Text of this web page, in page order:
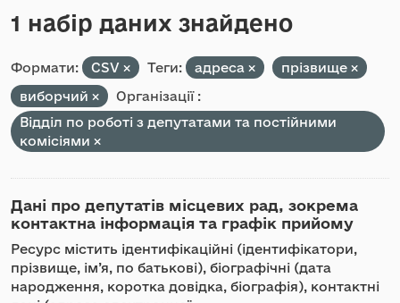
1 набір даних знайдено
Формати: CSV Теги: адреса
прізвище
виборчий
Організації :
Відділ по роботі з депутатами та постійними
комісіями
Дані про депутатів місцевих рад, зокрема
контактна інформація та графік прийому
Ресурс містить ідентифікаційні (ідентифікатори,
прізвище, ім’я, по батькові), біографічні (дата
народження, коротка довідка, біографія), контактні